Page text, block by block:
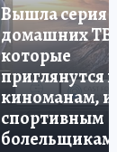
Вышла серия
домашних ТВ,
которые
приглянутся и
киноманам, и
спортивным
болельщикам